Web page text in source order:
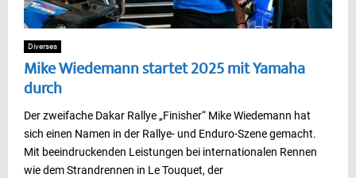
Diverses
Mike Wiedemann startet 2025 mit Yamaha
durch
Der zweifache Dakar Rallye „Finisher“ Mike Wiedemann hat
sich einen Namen in der Rallye- und Enduro-Szene gemacht.
Mit beeindruckenden Leistungen bei internationalen Rennen
wie dem Strandrennen in Le Touquet, der